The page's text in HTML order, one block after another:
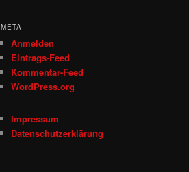
META
Anmelden
Eintrags-Feed
Kommentar-Feed
WordPress.org
Impressum
Datenschutzerklärung